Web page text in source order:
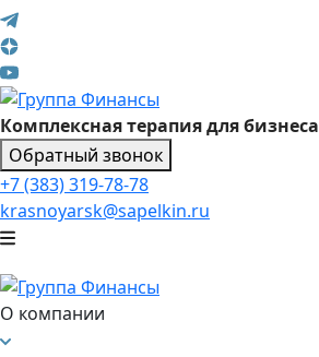
Комплексная терапия для бизнеса
Обратный звонок
+7 (383) 319-78-78
krasnoyarsk@sapelkin.ru
О компании